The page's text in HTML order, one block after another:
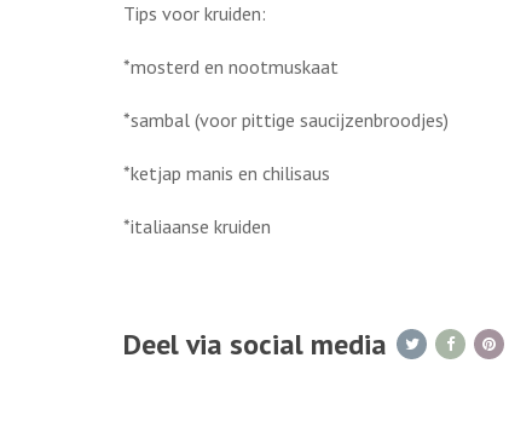
Tips voor kruiden:
*mosterd en nootmuskaat
*sambal (voor pittige saucijzenbroodjes)
*ketjap manis en chilisaus
*italiaanse kruiden
Deel via social media